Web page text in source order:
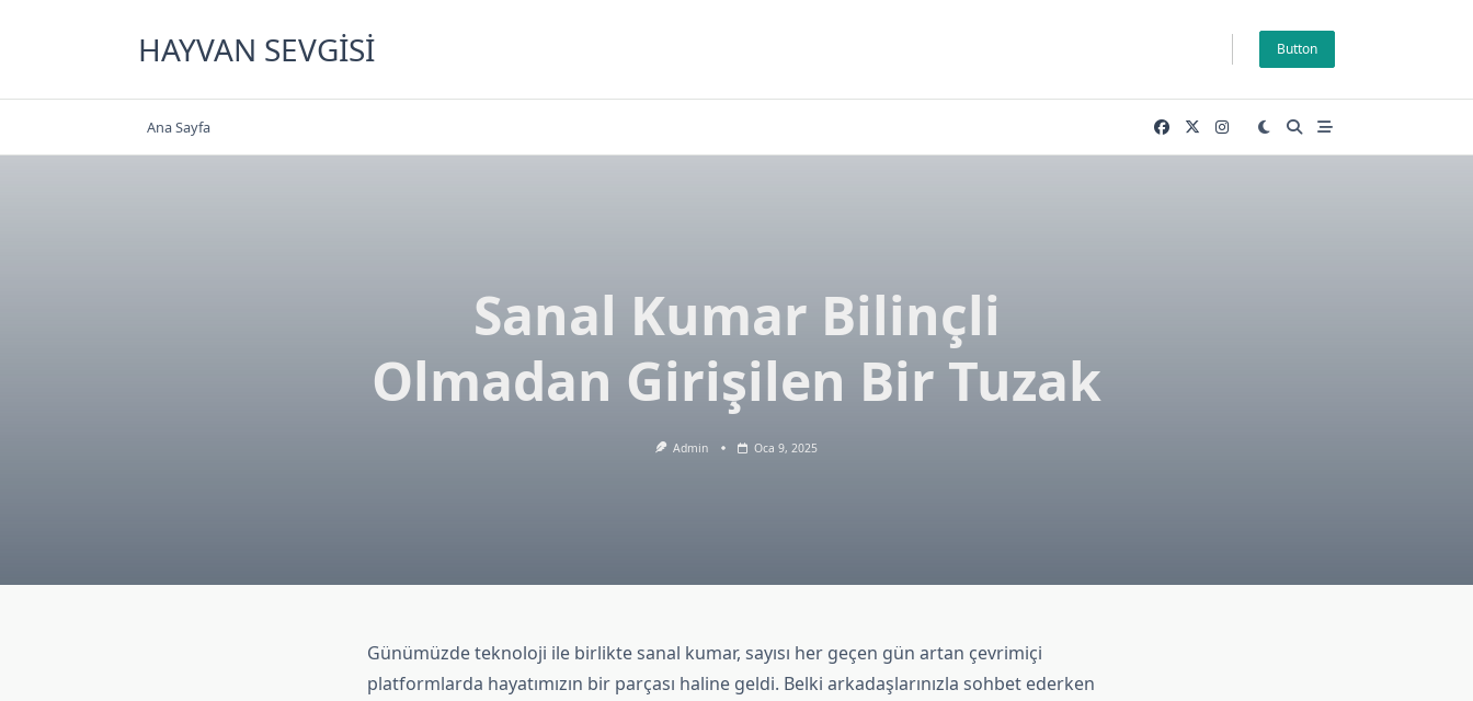
HAYVAN SEVGISI Button
Ana Sayfa
Sanal Kumar Bilinçli
Olmadan Girişilen Bir Tuzak
Admin Oca 9, 2025
Günümüzde teknoloji ile birlikte sanal kumar, sayısı her geçen gün artan çevrimiçi
platformlarda hayatımızın bir parçası haline geldi. Belki arkadaşlarınızla sohbet ederken